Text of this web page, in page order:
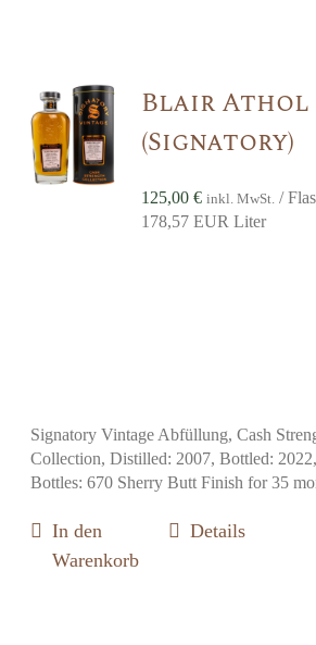
Blair Athol
(Signatory)
125,00€ inkl. MwSt. /
178,57 EUR Liter
Signatory Vintage Abfüllung, Cash
Collection, Distilled: 2007, Bottled: 2022,
Bottles: 670 Sherry Butt Finish for 35
In den
Warenkorb
Details